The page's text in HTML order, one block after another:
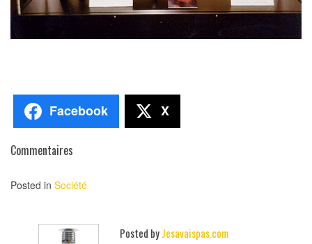
Facebook X
Commentaires
Posted in Société
Posted byJesavaispas.com